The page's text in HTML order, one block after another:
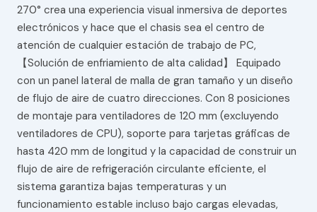
270° crea una experiencia visual inmersiva de deportes
electrónicos y hace que el chasis sea el centro de
atención de cualquier estación de trabajo de PC,
【Solución de enfriamiento de alta calidad】 Equipado
con un panel lateral de malla de gran tamaño y un diseño
de flujo de aire de cuatro direcciones. Con 8 posiciones
de montaje para ventiladores de 120 mm (excluyendo
ventiladores de CPU), soporte para tarjetas gráficas de
hasta 420 mm de longitud y la capacidad de construir un
flujo de aire de refrigeración circulante eficiente, el
sistema garantiza bajas temperaturas y un
funcionamiento estable incluso bajo cargas elevadas,